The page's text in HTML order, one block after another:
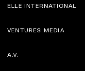
ELLE INTERNATIONAL
VENTURES MEDIA
A.V.